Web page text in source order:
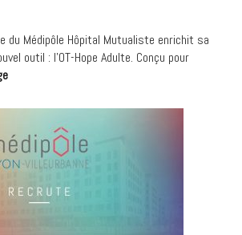
du Médipôle Hôpital Mutualiste enrichit sa
outil : l’OT-Hope Adulte. Conçu pour
« Un
outil
l’ergothérapie
du
: